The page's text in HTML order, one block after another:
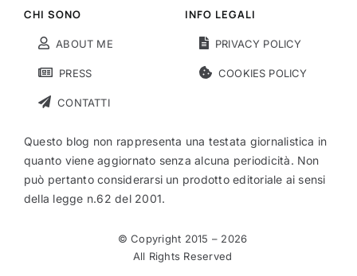
CHI SONO
ABOUT ME
PRESS
CONTATTI
INFO LEGALI
PRIVACY POLICY
COOKIES POLICY
Questo blog non rappresenta una testata giornalistica in
quanto viene aggiornato senza alcuna periodicità. Non
può pertanto considerarsi un prodotto editoriale ai sensi
della legge n.62 del 2001.
© Copyright 2015 – 2026
All Rights Reserved